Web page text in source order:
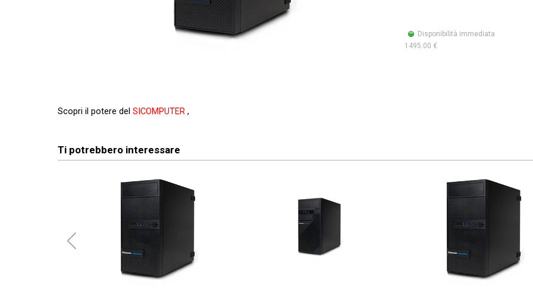
Disponibilità immediata
1495.00 €
Scopri il potere del SICOMPUTER ,
Ti potrebbero interessare